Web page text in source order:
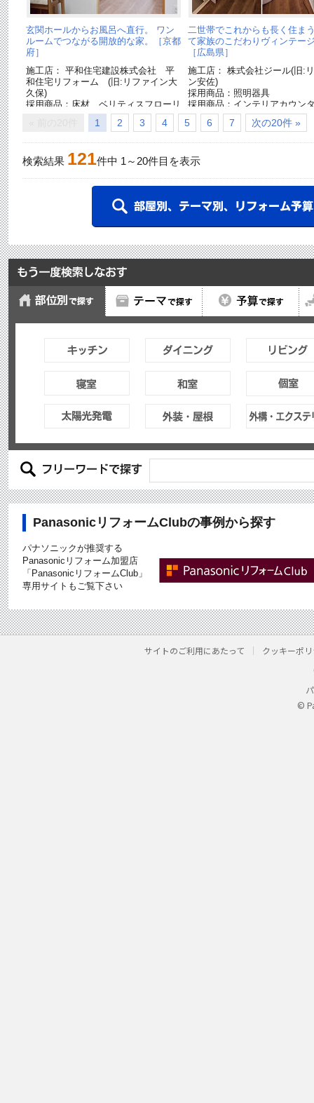
玄関ホールからお風呂へ直行。 ワン
ルームでつながる開放的な家。［京都
府］
施工店： 平和住宅建設株式会社 平
和住宅リフォーム (旧:リファイン大
久保)
採用商品：床材 ベリティスフローリ
ングダブルコート
二世帯でこれからも長く住ま
て家族のこだわりヴィンテー
［広島県］
施工店： 株式会社ジール(旧:
ン安佐)
採用商品：照明器具
採用商品：インテリアカウン
採用商品：床材ベリティスフ
グトリプルコート
1 2 3 4 5 6 7 次の20件 »
検索結果 121件中 1 ～ 20件目を表示
PanasonicリフォームClubの事例から探す
パナソニックが推奨する
Panasonicリフォーム加盟店
「PanasonicリフォームClub」
専用サイトもご覧下さい
サイトのご利用にあたって クッキーポ
©